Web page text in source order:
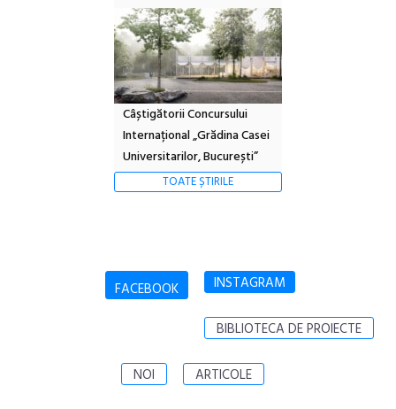
Câștigătorii Concursului
Internațional „Grădina Casei
Universitarilor, București”
TOATE ȘTIRILE
FACEBOOK INSTAGRAM
BIBLIOTECA DE PROIECTE
NOI ARTICOLE